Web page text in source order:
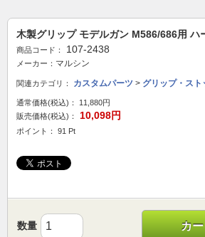
木製グリップ モデルガン M586/686用 ハ
商品コード： 107-2438
メーカー： マルシン
関連カテゴリ： カスタムパーツ > グリップ・スト
通常価格(税込)：
11,880円
販売価格(税込)：
10,098円
ポイント： 91 Pt
数量 カ